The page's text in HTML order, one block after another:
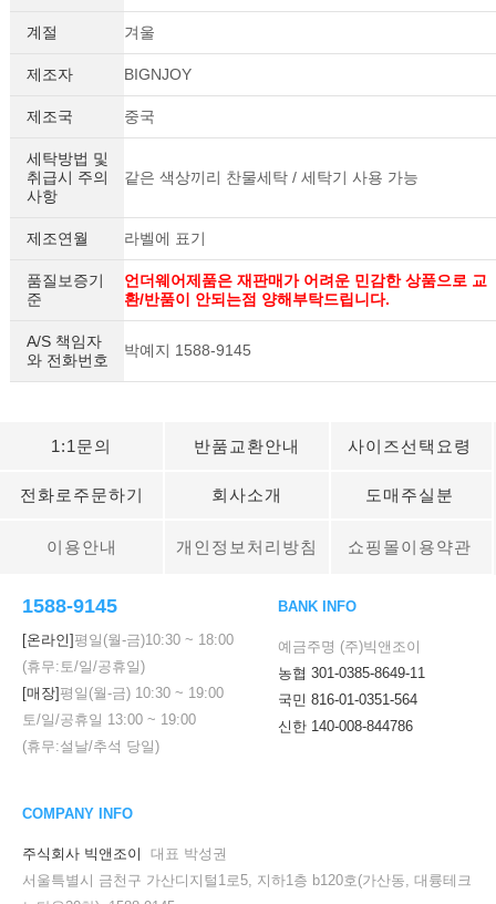
세요!
계절 겨울
제조자 BIGNJOY
제조국 중국
세탁방법 및
취급시 주의
사항
같은 색상끼리 찬물세탁 / 세탁기 사용 가능
제조연월 라벨에 표기
품질보증기
준
언더웨어제품은 재판매가 어려운 민감한 상품으로 교
환/반품이 안되는점 양해부탁드립니다.
A/S 책임자
와 전화번호
박예지 1588-9145
1:1문의 반품교환안내 사이즈선택요령
전화로주문하기 회사소개 도매주실분
이용안내 개인정보처리방침 쇼핑몰이용약관
1588-9145
[온라인]평일(월-금)10:30 ~ 18:00
(휴무:토/일/공휴일)
[매장]평일(월-금) 10:30 ~ 19:00
토/일/공휴일 13:00 ~ 19:00
(휴무:설날/추석 당일)
BANK INFO
예금주명 (주)빅앤조이
농협 301-0385-8649-11
국민 816-01-0351-564
신한 140-008-844786
COMPANY INFO
주식회사 빅앤조이
대표 박성권
서울특별시 금천구 가산디지털1로5, 지하1층 b120호(가산동, 대륭테크